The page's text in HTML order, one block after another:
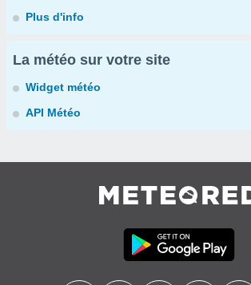
Plus d'info
La météo sur votre site
Widget météo
API Météo